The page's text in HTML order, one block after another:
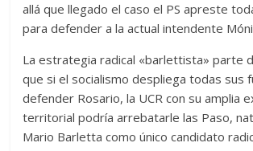
allá que llegado el caso el PS apreste
para defender a la actual intendente
La estrategia radical «barlettista» parte
que si el socialismo despliega todas sus
defender Rosario, la UCR con su amplia
territorial podría arrebatarle las Paso,
Mario Barletta como único candidato